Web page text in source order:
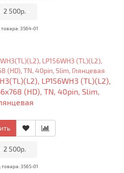
2 500р.
товара: 3564-01
LP156WH3 (TL)(L2),
(HD), TN, 40pin, Slim,
2 500р.
товара: 3565-01